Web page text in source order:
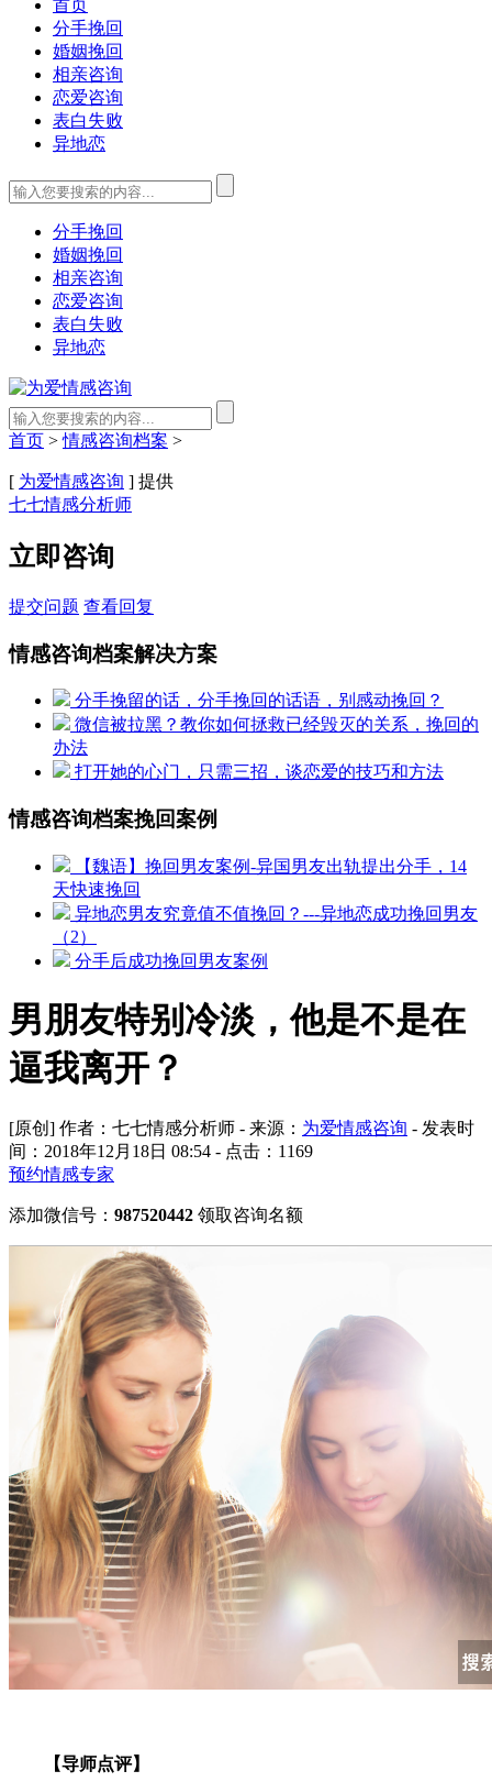
首页
分手挽回
婚姻挽回
相亲咨询
恋爱咨询
表白失败
异地恋
分手挽回
婚姻挽回
相亲咨询
恋爱咨询
表白失败
异地恋
首页 >情感咨询档案 >
[ 为爱情感咨询 ] 提供
七七情感分析师
立即咨询
提交问题 查看回复
情感咨询档案解决方案
分手挽留的话，分手挽回的话语，别感动挽回？
微信被拉黑？教你如何拯救已经毁灭的关系，挽回的
办法
打开她的心门，只需三招，谈恋爱的技巧和方法
情感咨询档案挽回案例
【魏语】挽回男友案例-异国男友出轨提出分手，14
天快速挽回
异地恋男友究竟值不值挽回？---异地恋成功挽回男友
（2）
分手后成功挽回男友案例
男朋友特别冷淡，他是不是在
逼我离开？
[原创] 作者：七七情感分析师 - 来源： 为爱情感咨询 - 发表时
间：2018年12月18日 08:54 - 点击： 1169
预约情感专家
添加微信号： 987520442 领取咨询名额
【导师点评】